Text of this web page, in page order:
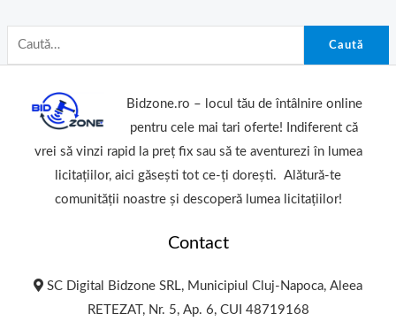
Caută
Bidzone.ro – locul tău de întâlnire online
pentru cele mai tari oferte! Indiferent că
vrei să vinzi rapid la preț fix sau să te aventurezi în lumea
licitațiilor, aici găsești tot ce-ți dorești. Alătură-te
comunității noastre și descoperă lumea licitațiilor!
Contact
SC Digital Bidzone SRL, Municipiul Cluj-Napoca, Aleea
RETEZAT, Nr. 5, Ap. 6, CUI 48719168